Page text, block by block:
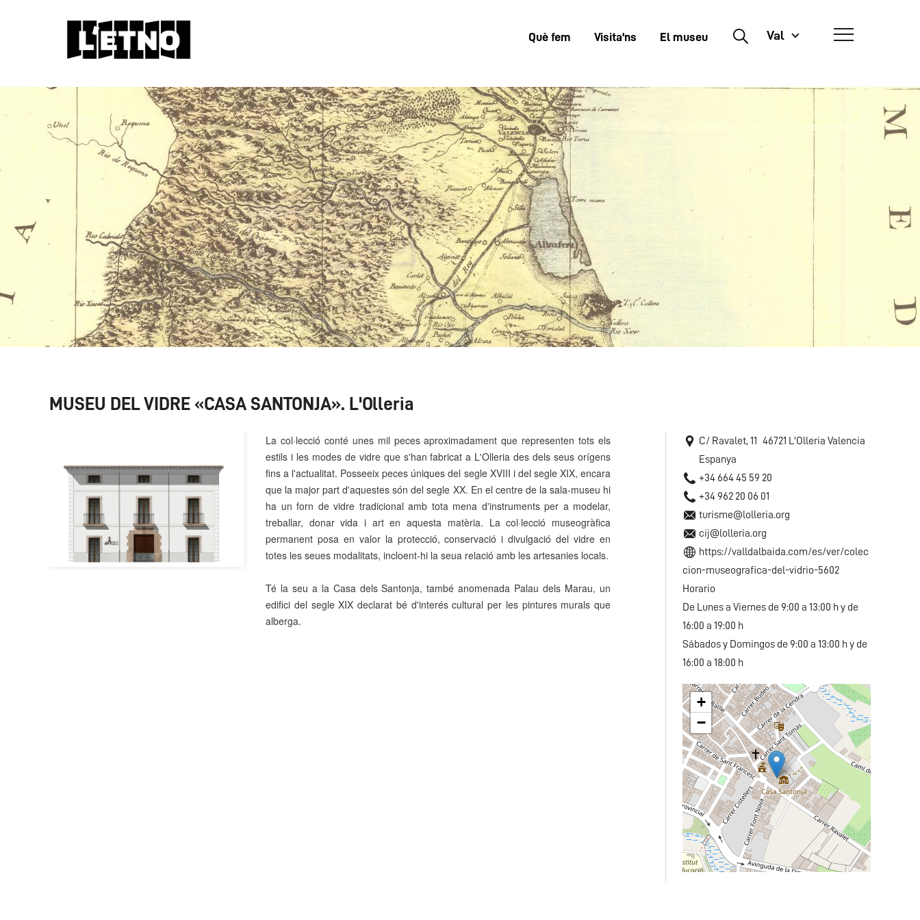
Menú
Què fem Visita'ns El museu Buscar Val
MUSEU DEL VIDRE «CASA SANTONJA». L'Olleria
La col·lecció conté unes mil peces aproximadament que representen tots els
estils i les modes de vidre que s'han fabricat a L'Olleria des dels seus orígens
fins a l'actualitat. Posseeix peces úniques del segle XVIII i del segle XIX, encara
que la major part d'aquestes són del segle XX. En el centre de la sala-museu hi
ha un forn de vidre tradicional amb tota mena d'instruments per a modelar,
treballar, donar vida i art en aquesta matèria. La col·lecció museogràfica
permanent posa en valor la protecció, conservació i divulgació del vidre en
totes les seues modalitats, incloent-hi la seua relació amb les artesanies locals.
Té la seu a la Casa dels Santonja, també anomenada Palau dels Marau, un
edifici del segle XIX declarat bé d'interés cultural per les pintures murals que
alberga.
C/ Ravalet, 11 46721 L'Olleria Valencia
Espanya
+34 664 45 59 20
+34 962 20 06 01
turisme@lolleria.org
cij@lolleria.org
https://valldalbaida.com/es/ver/colec
cion-museografica-del-vidrio-5602
Horario
De Lunes a Viernes de 9:00 a 13:00 h y de
16:00 a 19:00 h
Sábados y Domingos de 9:00 a 13:00 h y de
16:00 a 18:00 h
+
−